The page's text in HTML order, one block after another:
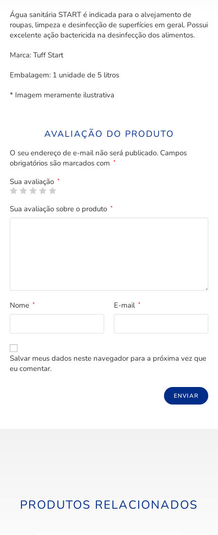
Água sanitária START é indicada para o alvejamento de
roupas, limpeza e desinfecção de superfícies em geral. Possui
excelente ação bactericida na desinfecção dos alimentos.
Marca: Tuff Start
Embalagem: 1 unidade de 5 litros
* Imagem meramente ilustrativa
AVALIAÇÃO DO PRODUTO
O seu endereço de e-mail não será publicado. Campos
obrigatórios são marcados com *
Sua avaliação *
Sua avaliação sobre o produto *
Nome * E-mail *
Salvar meus dados neste navegador para a próxima vez que
eu comentar.
PRODUTOS RELACIONADOS